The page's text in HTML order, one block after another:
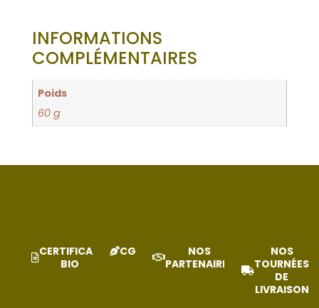
INFORMATIONS
COMPLÉMENTAIRES
Poids
60 g
CERTIFICAT
BIO
CGV
NOS
PARTENAIRES
NOS
TOURNÉES
DE
LIVRAISON